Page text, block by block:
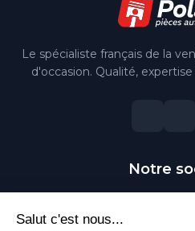
Le spécialiste français de la
d'occasion. Qualité,
Notre